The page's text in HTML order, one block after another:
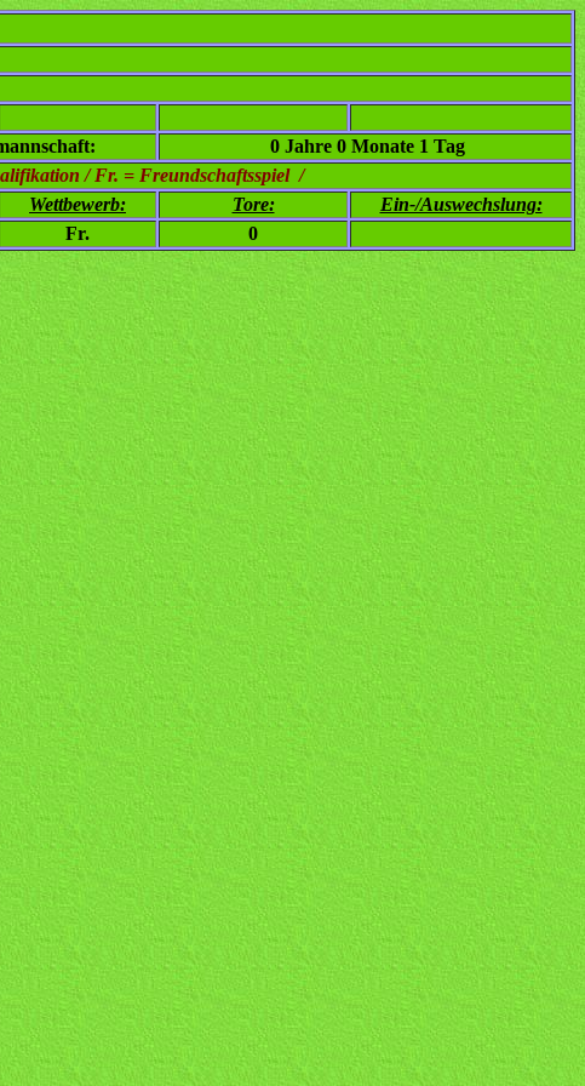
0 Jahre 0 Monate 1 Tag
/ Fr. = Freundschaftsspiel /
Wettbewerb: Tore:
Ein-/Auswechslung:
Fr. 0